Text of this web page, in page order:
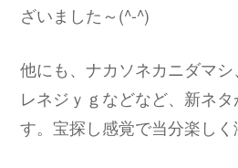
ざいました～(^-^)ゞ
他にも、ナカソネカニダマ
レネジｙｇなどなど、新ネ
す。宝探し感覚で当分楽し